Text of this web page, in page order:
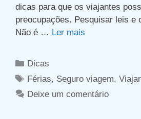
dicas para que os viajantes
preocupações. Pesquisar leis e
Não é … Ler mais
Categorias
Dicas
Tags
Férias, Seguro viagem,Viajar
Deixe um comentário